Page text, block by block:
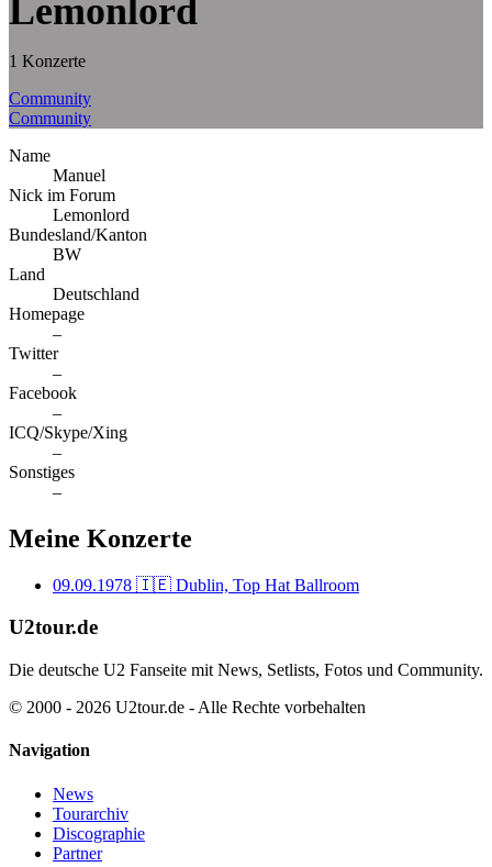
Lemonlord
1 Konzerte
Community
Community
Name
Manuel
Nick im Forum
Lemonlord
Bundesland/Kanton
BW
Land
Deutschland
Homepage
–
Twitter
–
Facebook
–
ICQ/Skype/Xing
–
Sonstiges
–
Meine Konzerte
09.09.1978 🇮🇪 Dublin, Top Hat Ballroom
U2tour.de
Die deutsche U2 Fanseite mit News, Setlists, Fotos und Community.
© 2000 - 2026 U2tour.de - Alle Rechte vorbehalten
Navigation
News
Tourarchiv
Discographie
Partner